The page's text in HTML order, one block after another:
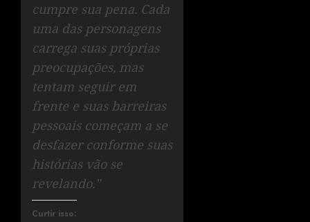
cumpre sua pena. Cada
uma das personagens
carrega suas próprias
preocupações, mas
tentam seguir em
frente e suas barreiras
pessoais começam a se
desfazer conforme suas
histórias vão se
revelando.”
Curtir isso: